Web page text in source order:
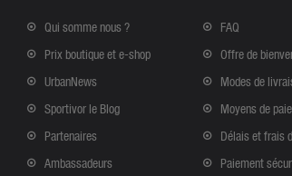
Qui somme nous ?
Prix boutique et e-shop
UrbanNews
Sportivor le Blog
Partenaires
Ambassadeurs
FAQ
Offre de
Modes de
Moyens de
Délais et frais
Paiement